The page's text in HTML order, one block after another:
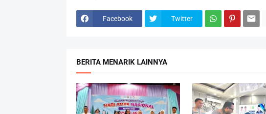
Facebook Twitter
BERITA MENARIK LAINNYA